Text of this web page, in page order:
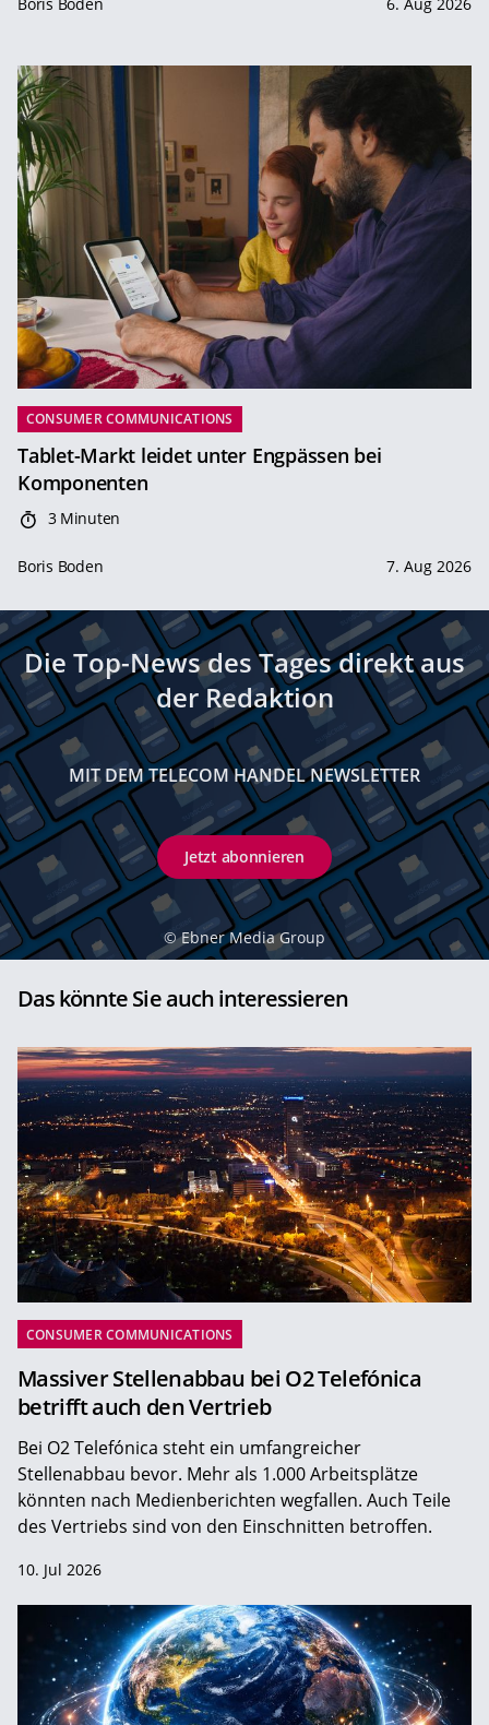
Boris Boden 6. Aug 2026
CONSUMER COMMUNICATIONS
Tablet-Markt leidet unter Engpässen bei
Komponenten
3 Minuten
Boris Boden 7. Aug 2026
Die Top-News des Tages direkt aus
der Redaktion
MIT DEM TELECOM HANDEL NEWSLETTER
Jetzt abonnieren
© Ebner Media Group
Das könnte Sie auch interessieren
CONSUMER COMMUNICATIONS
Massiver Stellenabbau bei O2 Telefónica
betrifft auch den Vertrieb
Bei O2 Telefónica steht ein umfangreicher
Stellenabbau bevor. Mehr als 1.000 Arbeitsplätze
könnten nach Medienberichten wegfallen. Auch Teile
des Vertriebs sind von den Einschnitten betroffen.
10. Jul 2026